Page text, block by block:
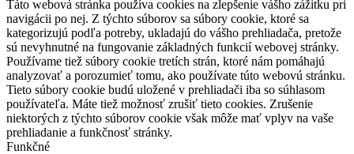
Táto webová stránka používa cookies na zlepšenie vášho zážitku pri
navigácii po nej. Z týchto súborov sa súbory cookie, ktoré sa
kategorizujú podľa potreby, ukladajú do vášho prehliadača, pretože
sú nevyhnutné na fungovanie základných funkcií webovej stránky.
Používame tiež súbory cookie tretích strán, ktoré nám pomáhajú
analyzovať a porozumieť tomu, ako používate túto webovú stránku.
Tieto súbory cookie budú uložené v prehliadači iba so súhlasom
používateľa. Máte tiež možnosť zrušiť tieto cookies. Zrušenie
niektorých z týchto súborov cookie však môže mať vplyv na vaše
prehliadanie a funkčnosť stránky.
Funkčné